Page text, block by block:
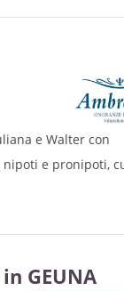
i nipoti,
di Envie
di Envie
9,50. La S.
alle ore
Sabato 7
e Walter con
nipoti e pronipoti,
GEUNA